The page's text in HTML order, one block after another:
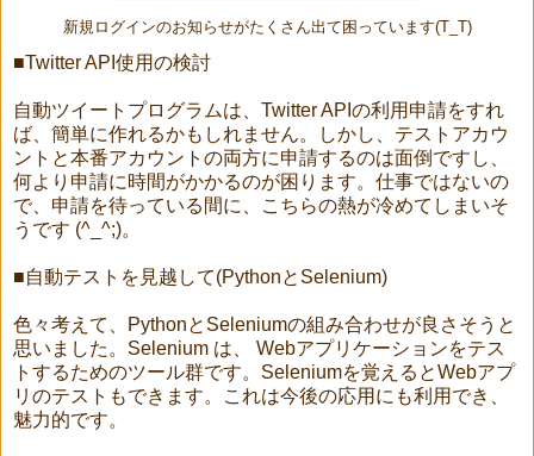
新規ログインのお知らせがたくさん出て困っています(T_T)
■Twitter API使用の検討
自動ツイートプログラムは、Twitter APIの利用申請をすれ
ば、簡単に作れるかもしれません。しかし、テストアカウ
ントと本番アカウントの両方に申請するのは面倒ですし、
何より申請に時間がかかるのが困ります。仕事ではないの
で、申請を待っている間に、こちらの熱が冷めてしまいそ
うです (^_^;)。
■自動テストを見越して(PythonとSelenium)
色々考えて、PythonとSeleniumの組み合わせが良さそうと
思いました。Selenium は、 Webアプリケーションをテス
トするためのツール群です。Seleniumを覚えるとWebアプ
リのテストもできます。これは今後の応用にも利用でき、
魅力的です。